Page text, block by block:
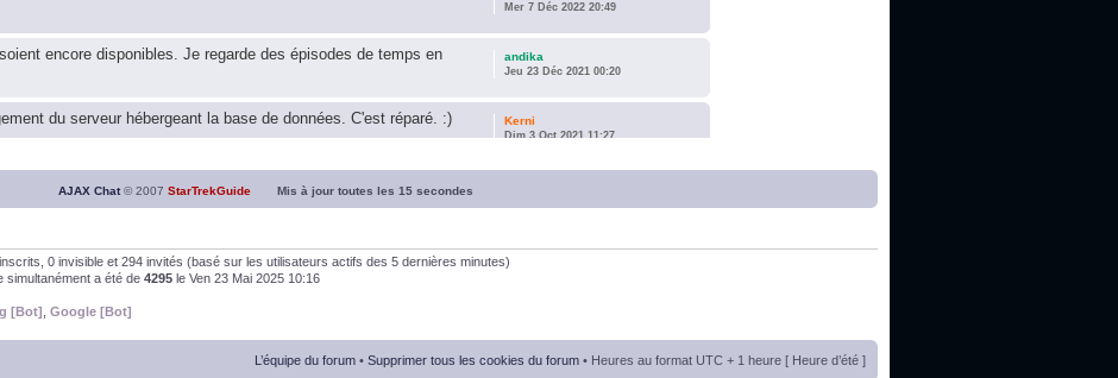
Mer 7 Déc 2022 20:49
encore disponibles. Je regarde des épisodes de temps en
andika
Jeu 23 Déc 2021 00:20
du serveur hébergeant la base de données. C'est réparé. :) Kerni
Dim 3 Oct 2021 11:27
JE vous souhaite une année 2021 plus belle que 2020 !
pas fait les survivor des épisodes issus des saisons 6; 7 et 8 ! andika
Dim 26 Avr 2020 14:19
AJAX Chat© 2007 StarTrekGuide Mis à jour toutes les 15 secondes
0 invisible et 294 invités (basé sur les utilisateurs actifs des 5 dernières minutes)
simultanément a été de 4295 le Ven 23 Mai 2025 10:16
[Bot] Google [Bot]
L’équipe du forum • Supprimer tous les cookies du forum • Heures au format UTC + 1 heure [ Heure d’été ]